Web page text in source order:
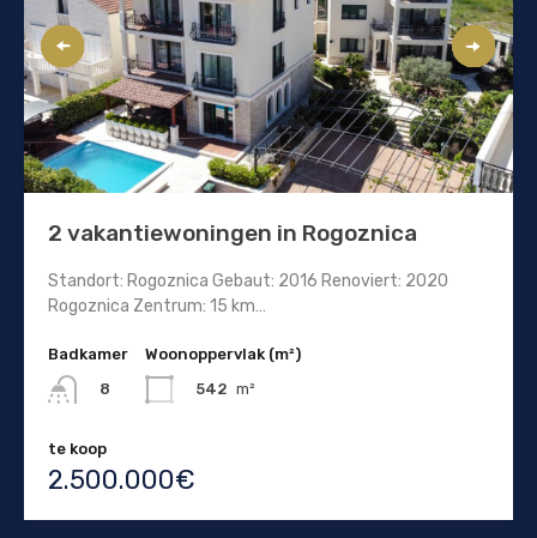
2 vakantiewoningen in Rogoznica
Standort: Rogoznica Gebaut: 2016 Renoviert: 2020
Rogoznica Zentrum: 15 km…
Badkamer
8
Woonoppervlak (m²)
542 m²
te koop
2.500.000€